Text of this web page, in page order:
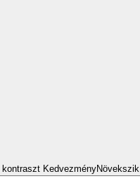
kontraszt KedvezményNövekszik